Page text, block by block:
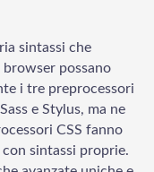
sintassi che
possano
i tre preprocessori
e Stylus, ma ne
CSS fanno
sintassi proprie.